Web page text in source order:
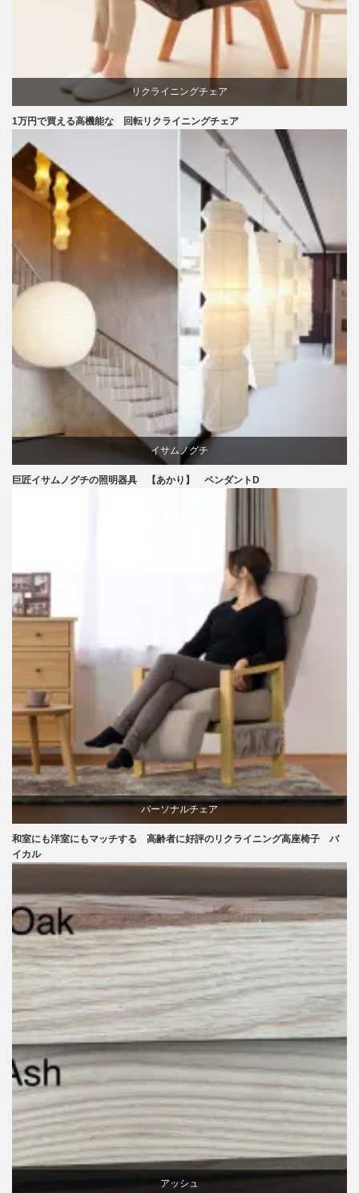
リクライニングチェア
椅子
1万円で買える高機能な 回転リクライニングチェア
イサムノグチ
巨匠イサムノグチの照明器具 【あかり】 ペンダントD
パーソナルチェア
リクライニングチェア
椅子
和室にも洋室にもマッチする 高齢者に好評のリクライニング高座椅子 バ
イカル
アッシュ